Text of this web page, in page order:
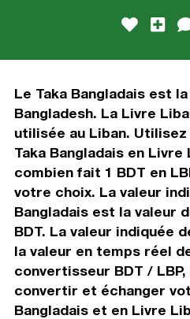
Le Taka Bangladais est
Bangladesh. La Livre
utilisée au Liban.
Taka Bangladais en
combien fait 1 BDT en
votre choix. La valeur
Bangladais est la valeur
BDT. La valeur indiquée
la valeur en temps réel
convertisseur BDT /
convertir et échanger
Bangladais et en Livre